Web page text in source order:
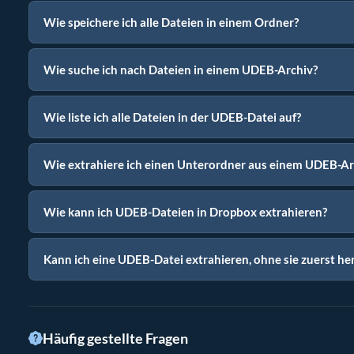
Wie speichere ich alle Dateien in einem Ordner?
Wie suche ich nach Dateien in einem UDEB-Archiv?
Wie liste ich alle Dateien in der UDEB-Datei auf?
Wie extrahiere ich einen Unterordner aus einem UDEB-
Wie kann ich UDEB-Dateien in Dropbox extrahieren?
Kann ich eine UDEB-Datei extrahieren, ohne sie zuerst
Häufig gestellte Fragen